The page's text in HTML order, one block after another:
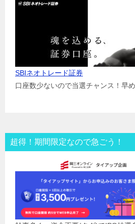
SBIネオトレード証券
口座数少ないので当選チャンス！早
超得！期間限定なので急ごう！